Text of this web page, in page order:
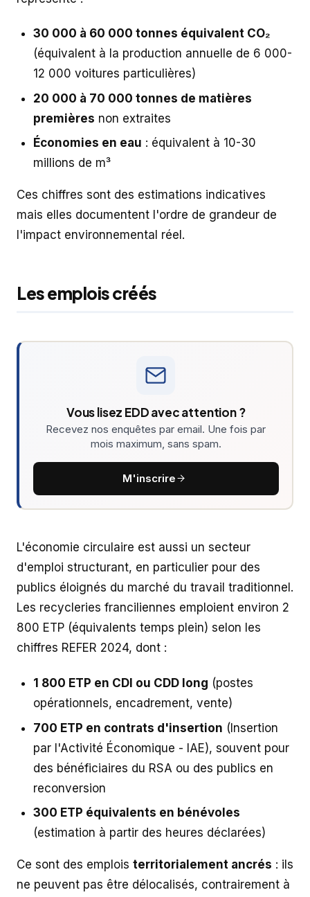
30 000 à 60 000 tonnes équivalent CO₂
(équivalent à la production annuelle de 6 000-
12 000 voitures particulières)
20 000 à 70 000 tonnes de matières
premières non extraites
Économies en eau : équivalent à 10-30
millions de m³
Ces chiffres sont des estimations indicatives
mais elles documentent l'ordre de grandeur de
l'impact environnemental réel.
Les emplois créés
Vous lisez EDD avec attention ?
Recevez nos enquêtes par email. Une fois par
mois maximum, sans spam.
M'inscrire
L'économie circulaire est aussi un secteur
d'emploi structurant, en particulier pour des
publics éloignés du marché du travail traditionnel.
Les recycleries franciliennes emploient environ 2
800 ETP (équivalents temps plein) selon les
chiffres REFER 2024, dont :
1 800 ETP en CDI ou CDD long (postes
opérationnels, encadrement, vente)
700 ETP en contrats d'insertion (Insertion
par l'Activité Économique - IAE), souvent pour
des bénéficiaires du RSA ou des publics en
reconversion
300 ETP équivalents en bénévoles
(estimation à partir des heures déclarées)
Ce sont des emplois territorialement ancrés : ils
ne peuvent pas être délocalisés, contrairement à